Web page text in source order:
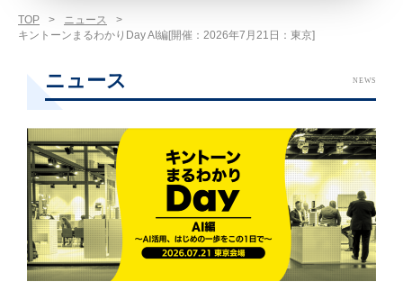
TOP > ニュース
>
キントーンまるわかりDay AI編[開催：2026年7月21日：東京]
ニュース NEWS